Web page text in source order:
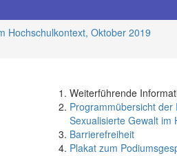
Hochschulkontext, Oktober 2019
Weiterführende
Programmübersicht der
Sexualisierte Gewalt im
Barrierefreiheit
Plakat zum